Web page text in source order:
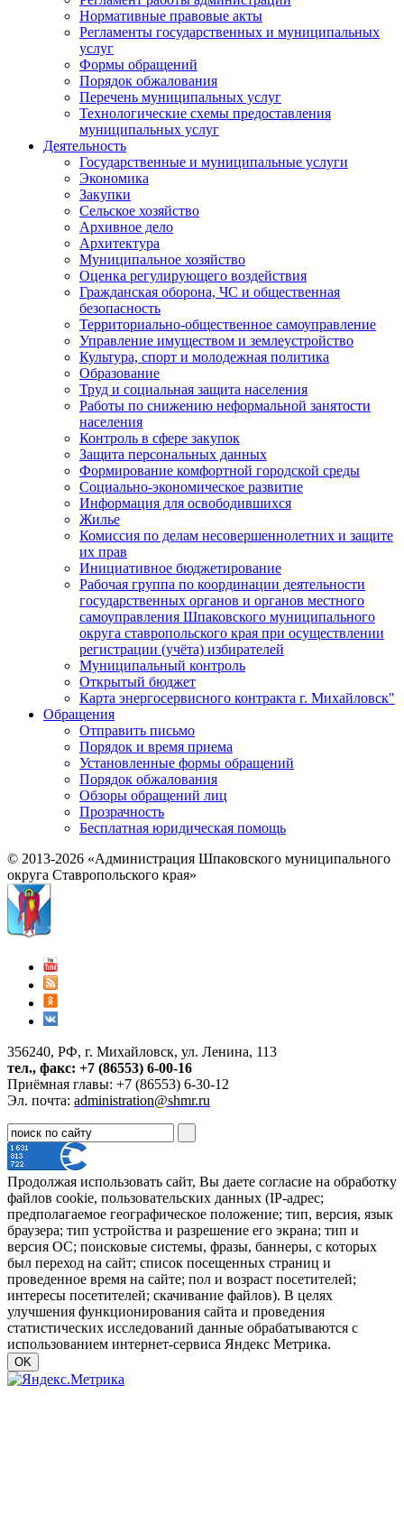
Нормативные правовые акты
Регламенты государственных и муниципальных
услуг
Формы обращений
Порядок обжалования
Перечень муниципальных услуг
Технологические схемы предоставления
муниципальных услуг
Деятельность
Государственные и муниципальные услуги
Экономика
Закупки
Сельское хозяйство
Архивное дело
Архитектура
Муниципальное хозяйство
Оценка регулирующего воздействия
Гражданская оборона, ЧС и общественная
безопасность
Территориально-общественное самоуправление
Управление имуществом и землеустройство
Культура, спорт и молодежная политика
Образование
Труд и социальная защита населения
Работы по снижению неформальной занятости
населения
Контроль в сфере закупок
Защита персональных данных
Формирование комфортной городской среды
Социально-экономическое развитие
Информация для освободившихся
Жилье
Комиссия по делам несовершеннолетних и защите
их прав
Инициативное бюджетирование
Рабочая группа по координации деятельности
государственных органов и органов местного
самоуправления Шпаковского муниципального
округа ставропольского края при осуществлении
регистрации (учёта) избирателей
Муниципальный контроль
Открытый бюджет
Карта энергосервисного контракта г. Михайловск"
Обращения
Отправить письмо
Порядок и время приема
Установленные формы обращений
Порядок обжалования
Обзоры обращений лиц
Прозрачность
Бесплатная юридическая помощь
© 2013-2026 «Администрация Шпаковского муниципального
округа Ставропольского края»
356240, РФ, г. Михайловск, ул. Ленина, 113
тел., факс: +7 (86553) 6-00-16
Приёмная главы: +7 (86553) 6-30-12
Эл. почта: administration@shmr.ru
Продолжая использовать сайт, Вы даете согласие на обработку
файлов cookie, пользовательских данных (IP-адрес;
предполагаемое географическое положение; тип, версия, язык
браузера; тип устройства и разрешение его экрана; тип и
версия ОС; поисковые системы, фразы, баннеры, с которых
был переход на сайт; список посещенных страниц и
проведенное время на сайте; пол и возраст посетителей;
интересы посетителей; скачивание файлов). В целях
улучшения функционирования сайта и проведения
статистических исследований данные обрабатываются с
использованием интернет-сервиса Яндекс Метрика.
OK